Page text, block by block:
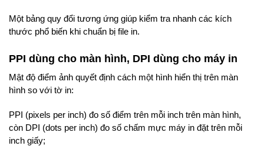
Một bảng quy đổi tương ứng giúp kiểm tra nhanh các kích
thước phổ biến khi chuẩn bị file in.
PPI dùng cho màn hình, DPI dùng cho máy in
Mật độ điểm ảnh quyết định cách một hình hiển thị trên màn
hình so với tờ in:
PPI (pixels per inch) đo số điểm trên mỗi inch trên màn hình,
còn DPI (dots per inch) đo số chấm mực máy in đặt trên mỗi
inch giấy;